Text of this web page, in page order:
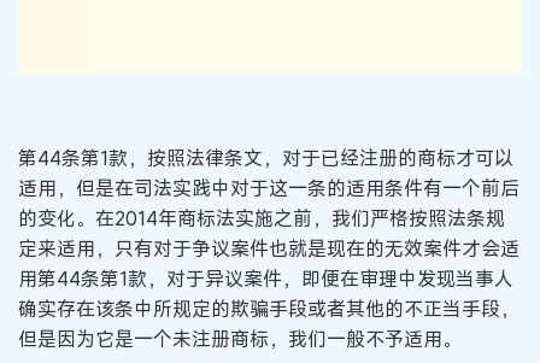
第44条第1款，按照法律条文，对于已经注册的商标才可以
适用，但是在司法实践中对于这一条的适用条件有一个前后
的变化。在2014年商标法实施之前，我们严格按照法条规
定来适用，只有对于争议案件也就是现在的无效案件才会适
用第44条第1款，对于异议案件，即便在审理中发现当事人
确实存在该条中所规定的欺骗手段或者其他的不正当手段，
但是因为它是一个未注册商标，我们一般不予适用。